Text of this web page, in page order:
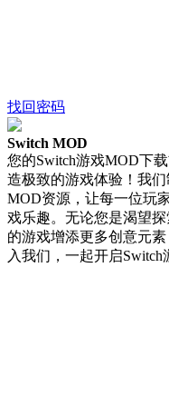
找回密码
Switch MOD
您的Switch游戏MOD下
造极致的游戏体验！我
MOD资源，让每一位玩
戏乐趣。无论您是渴望
的游戏增添更多创意元
入我们，一起开启Switch